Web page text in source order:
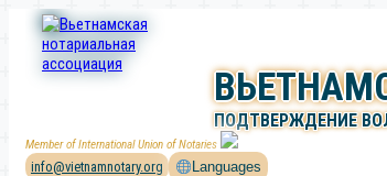
Перейти
содержимому
ПОДТВЕРЖДЕНИЕ
Member of International Union of Notaries
info@vietnamnotary.org Languages